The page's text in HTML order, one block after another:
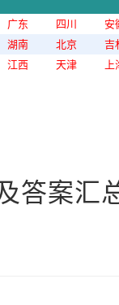
广东 四川
安
湖南 北京
吉
江西 天津 上
答案汇